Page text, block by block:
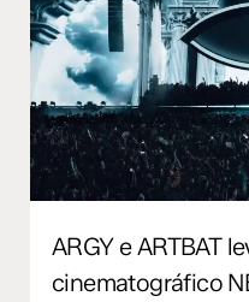
ARGY e ARTBAT
cinematográfico